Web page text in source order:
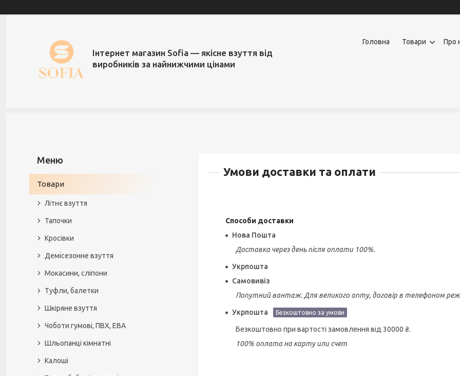
Інтернет магазин Sofia — якісне взуття від
виробників за найнижчими цінами
Головна Товари Про
Умови доставки та оплати
Способи доставки
Нова Пошта
Доставка через день після оплати 100%.
Укрпошта
Самовивіз
Попутний вантаж. Для великого опту, договір в телефоном
Укрпошта Безкоштовно за умови
Безкоштовно при вартості замовлення від 30000 ₴.
100% оплата на карту или счет
Товари
Літнє взуття
Тапочки
Кросівки
Демісезонне взуття
Мокасини, сліпони
Туфли, балетки
Шкіряне взуття
Чоботи гумові, ПВХ, ЕВА
Шльопанці кімнатні
Калоші